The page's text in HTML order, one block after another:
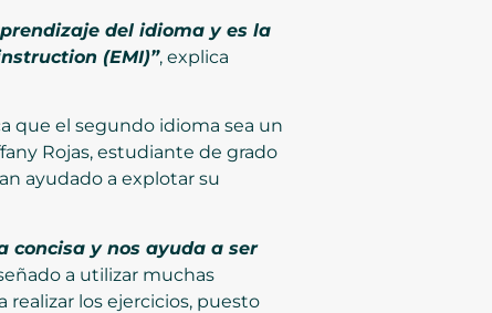
del idioma y es la
(EMI)”, explica
que el segundo idioma sea un
Rojas, estudiante de grado
ayudado a explotar su
concisa y nos ayuda a ser
a utilizar muchas
los ejercicios, puesto